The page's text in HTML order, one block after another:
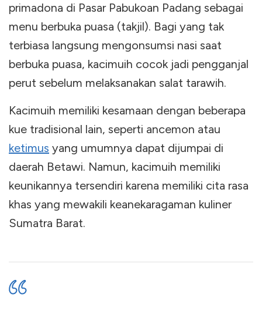
primadona di Pasar Pabukoan Padang sebagai
menu berbuka puasa (takjil). Bagi yang tak
terbiasa langsung mengonsumsi nasi saat
berbuka puasa, kacimuih cocok jadi pengganjal
perut sebelum melaksanakan salat tarawih.
Kacimuih memiliki kesamaan dengan beberapa
kue tradisional lain, seperti ancemon atau
ketimus yang umumnya dapat dijumpai di
daerah Betawi. Namun, kacimuih memiliki
keunikannya tersendiri karena memiliki cita rasa
khas yang mewakili keanekaragaman kuliner
Sumatra Barat.